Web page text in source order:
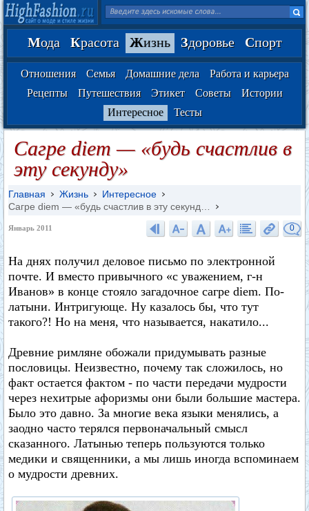
Мода Красота Жизнь Здоровье Спорт
Отношения Семья Домашние дела
Работа и карьера
Рецепты
Путешествия Этикет Советы
Истории
Интересное
Тесты
Сагре diem — «будь счастлив в
эту секунду»
Главная Жизнь
Интересное
Сагре diem — «будь счастлив в эту секунд…
Январь 2011 0
На днях получил деловое письмо по электронной
почте. И вместо привычного «с уважением, г-н
Иванов» в конце стояло загадочное сагре diem. По-
латыни. Интригующе. Ну казалось бы, что тут
такого?! Но на меня, что называется, накатило...
Древние римляне обожали придумывать разные
пословицы. Неизвестно, почему так сложилось, но
факт остается фактом - по части передачи мудрости
через нехитрые афоризмы они были большие мастера.
Было это давно. За многие века языки менялись, а
заодно часто терялся первоначальный смысл
сказанного. Латынью теперь пользуются только
медики и священники, а мы лишь иногда вспоминаем
о мудрости древних.